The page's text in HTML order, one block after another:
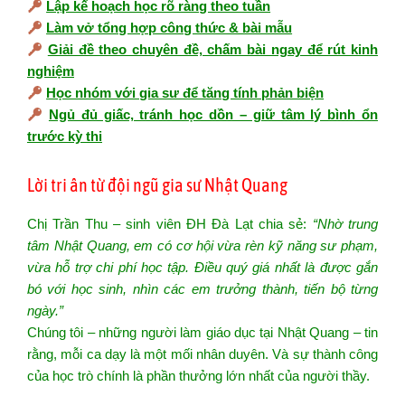
Lập kế hoạch học rõ ràng theo tuần
Làm vở tổng hợp công thức & bài mẫu
Giải đề theo chuyên đề, chấm bài ngay để rút kinh
nghiệm
Học nhóm với gia sư để tăng tính phản biện
Ngủ đủ giấc, tránh học dồn – giữ tâm lý bình ổn
trước kỳ thi
Lời tri ân từ đội ngũ gia sư Nhật Quang
Chị Trần Thu – sinh viên ĐH Đà Lạt chia sẻ: “Nhờ trung
tâm Nhật Quang, em có cơ hội vừa rèn kỹ năng sư phạm,
vừa hỗ trợ chi phí học tập. Điều quý giá nhất là được gắn
bó với học sinh, nhìn các em trưởng thành, tiến bộ từng
ngày.”
Chúng tôi – những người làm giáo dục tại Nhật Quang – tin
rằng, mỗi ca dạy là một mối nhân duyên. Và sự thành công
của học trò chính là phần thưởng lớn nhất của người thầy.